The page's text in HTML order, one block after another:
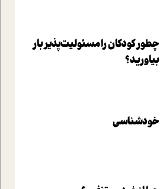
چطور کودکان را مسئولیت‌پذیر بار
بیاورید؟
خودشناسی